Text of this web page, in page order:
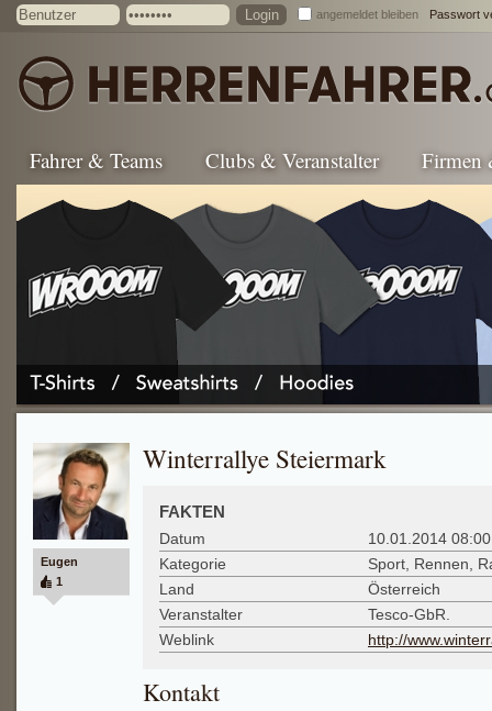
angemeldet bleiben Passwort
Fahrer & Teams Clubs & Veranstalter Firmen
Eugen
1
Winterrallye Steiermark
FAKTEN
Datum
10.01.2014
Kategorie
Sport, Rennen,
Land
Österreich
Veranstalter
Tesco-GbR.
Weblink
http://
Kontakt